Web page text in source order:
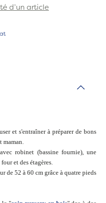
d’un article
et s'entraîner à préparer de bons
maman.
robinet (bassine fournie), une
et des étagères.
de 52 à 60 cm grâce à quatre pieds